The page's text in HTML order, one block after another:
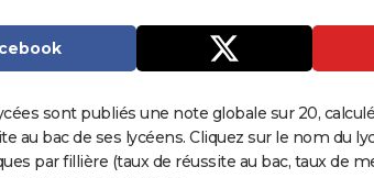
sont publiés une note globale sur 20,
au bac de ses lycéens. Cliquez sur le nom du
par fillière (taux de réussite au bac, taux de